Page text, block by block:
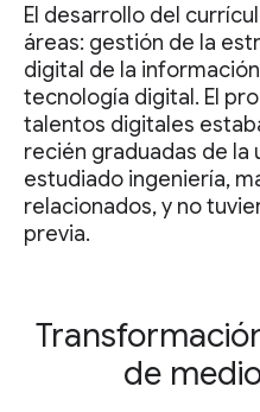
El desarrollo del
áreas: gestión de la
digital de la
tecnología digital. El
talentos digitales
recién graduadas de la
estudiado ingeniería,
relacionados, y no
previa.
de